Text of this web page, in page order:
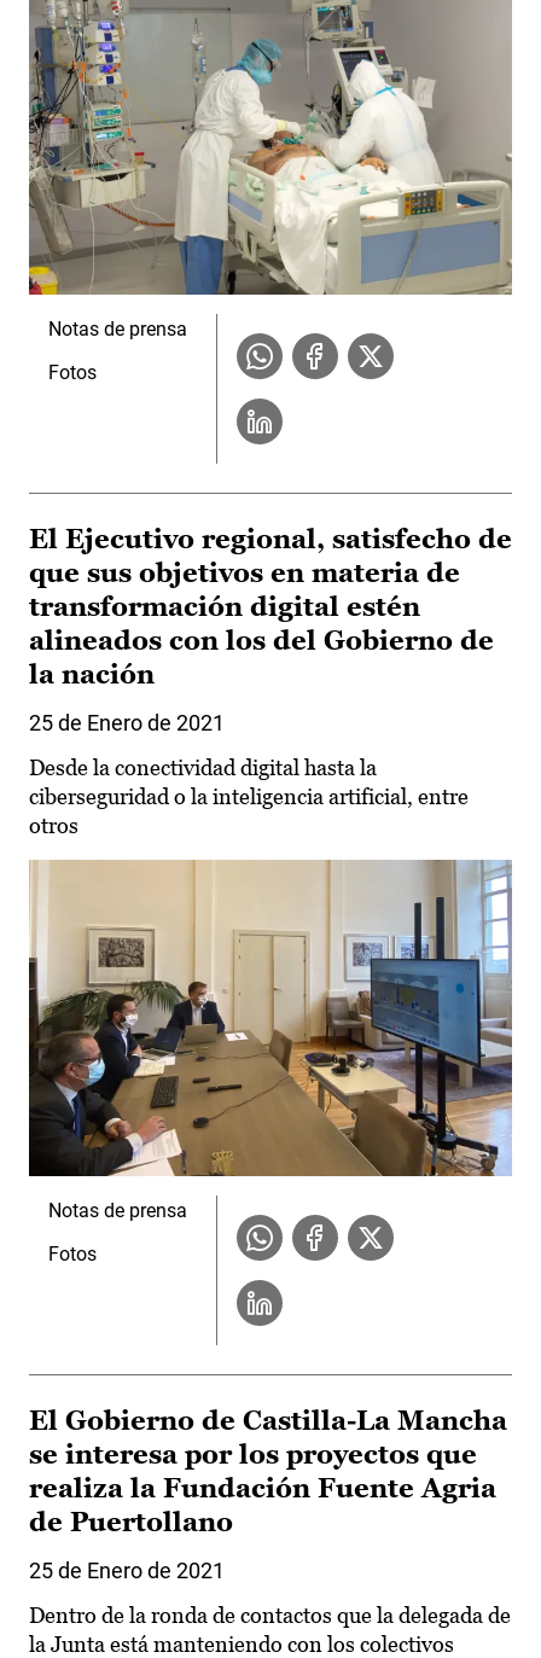
Notas de prensa
Fotos
El Ejecutivo regional, satisfecho de
que sus objetivos en materia de
transformación digital estén
alineados con los del Gobierno de
la nación
25 de Enero de 2021
Desde la conectividad digital hasta la
ciberseguridad o la inteligencia artificial, entre
otros
Notas de prensa
Fotos
El Gobierno de Castilla-La Mancha
se interesa por los proyectos que
realiza la Fundación Fuente Agria
de Puertollano
25 de Enero de 2021
Dentro de la ronda de contactos que la delegada de
la Junta está manteniendo con los colectivos